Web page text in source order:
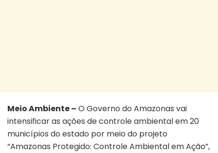
Meio Ambiente – O Governo do Amazonas vai
intensificar as ações de controle ambiental em 20
municípios do estado por meio do projeto
“Amazonas Protegido: Controle Ambiental em Ação”,